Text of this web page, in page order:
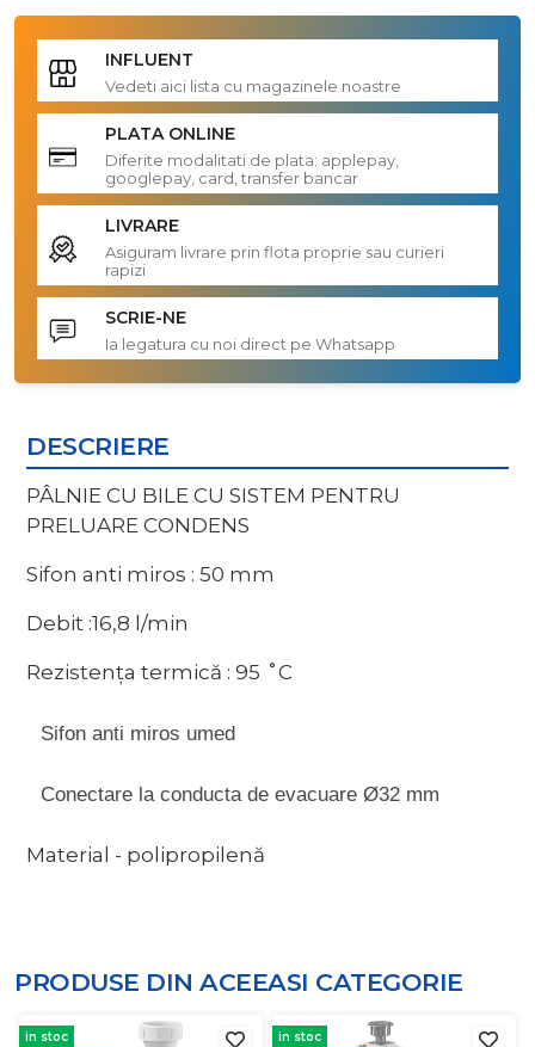
INFLUENT
Vedeti aici lista cu magazinele noastre
PLATA ONLINE
Diferite modalitati de plata: applepay,
googlepay, card, transfer bancar
LIVRARE
Asiguram livrare prin flota proprie sau curieri
rapizi
SCRIE-NE
Ia legatura cu noi direct pe Whatsapp
DESCRIERE
PÂLNIE CU BILE CU SISTEM PENTRU
PRELUARE CONDENS
Sifon anti miros : 50 mm
Debit :16,8 l/min
Rezistența termică : 95 ˚C
Sifon anti miros umed
Conectare la conducta de evacuare Ø32 mm
Material - polipropilenă
PRODUSE DIN ACEEASI CATEGORIE
in stoc in stoc